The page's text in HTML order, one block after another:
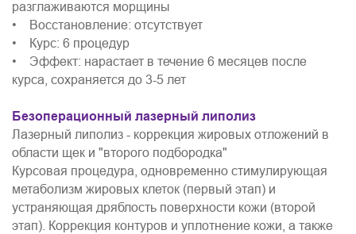
разглаживаются морщины
• Восстановление: отсутствует
• Курс: 6 процедур
• Эффект: нарастает в течение 6 месяцев после
курса, сохраняется до 3-5 лет
Безоперационный лазерный липолиз
Лазерный липолиз - коррекция жировых отложений в
области щек и "второго подбородка"
Курсовая процедура, одновременно стимулирующая
метаболизм жировых клеток (первый этап) и
устраняющая дряблость поверхности кожи (второй
этап). Коррекция контуров и уплотнение кожи, а также